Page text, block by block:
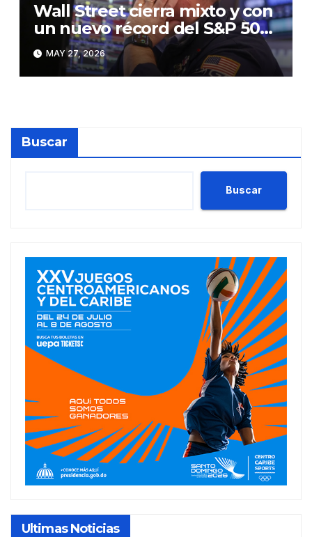
Wall Street cierra mixto y con
un nuevo récord del S&P 500,
pendiente del acuerdo sobre
el estrecho de Ormuz
MAY 27, 2026
Buscar
Buscar
Ultimas Noticias